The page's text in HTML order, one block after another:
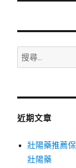
文
搜
尋
鍵
近期文章
壯陽藥推薦
壯陽藥